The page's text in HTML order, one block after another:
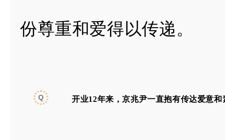
份尊重和爱得以传递。
Q 开业12年来，京兆尹一直抱有传达爱意